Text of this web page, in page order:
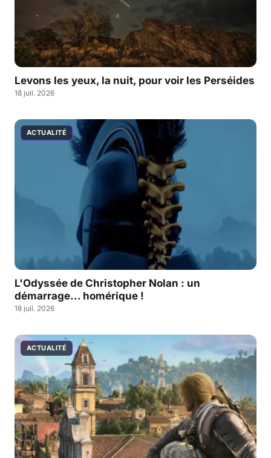
Levons les yeux, la nuit, pour voir les Perséides
18 juil. 2026
ACTUALITÉ
L'Odyssée de Christopher Nolan : un
démarrage... homérique !
18 juil. 2026
ACTUALITÉ